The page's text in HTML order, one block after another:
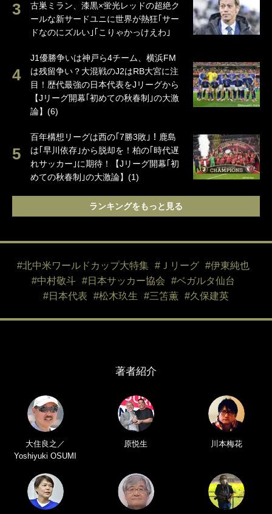
古巣ミラン、漆黒×蛍光レッドの超絶ク
ールな新サードユニに世界が熱狂｢サー
ドなのにズルい｣｢こりゃかっけえわ｣
J1優勝争いは神戸ら4チーム、横浜FM
は残留争い？大混戦のJ2はRB大宮に注
目！歴代最強の日本代表をJリーグから
【Jリーグ開幕｢初めての秋春制｣の大激
論】(6)
百年構想リーグは西の｢7勝3敗｣！鹿島
は｢早川依存｣から脱却を！柏の｢時代遅
れサッカー｣に期待！【Jリーグ開幕｢初
めての秋春制｣の大激論】(1)
ランキングをもっと見る
#北中米ワールドカップ大特集 #Ｊリーグ
#伊東純也
#中村敬斗
#日本サッカー協会
#ベガルタ仙台
#日本代表
#松木玖生 #三笘薫 #久保建英
著者紹介
大住良之／
Yoshiyuki OSUMI
原悦生 川本梅花